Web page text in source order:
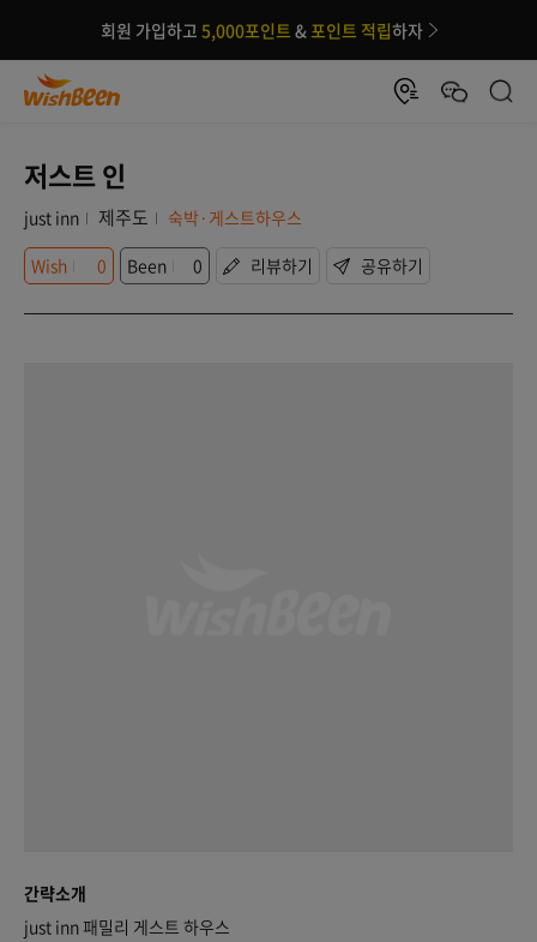
회원 가입하고 5,000포인트 &포인트 적립하자
저스트 인
just inn 제주도
숙박·게스트하우스
Wish
0 Been 0 리뷰하기 공유하기
간략소개
just inn 패밀리 게스트 하우스